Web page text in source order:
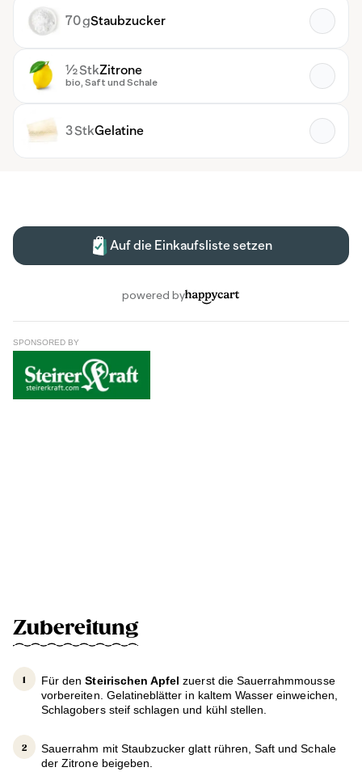
SPONSORED BY
Zubereitung
Für den Steirischen Apfelzuerst die Sauerrahmmousse
vorbereiten. Gelatineblätter in kaltem Wasser einweichen,
Schlagobers steif schlagen und kühl stellen.
Sauerrahm mit Staubzucker glatt rühren, Saft und Schale
der Zitrone beigeben.